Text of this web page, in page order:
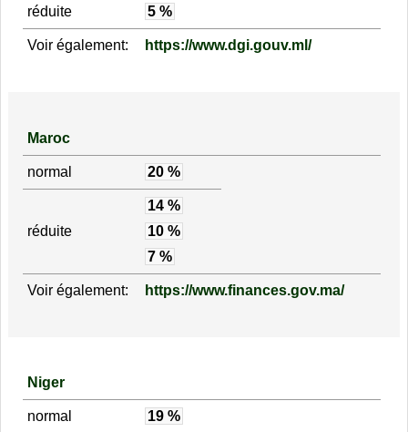
réduite 5 %
Voir également: https://www.dgi.gouv.ml/
Maroc
normal 20 %
réduite
14 %
10 %
7 %
Voir également: https://www.finances.gov.ma/
Niger
normal 19 %